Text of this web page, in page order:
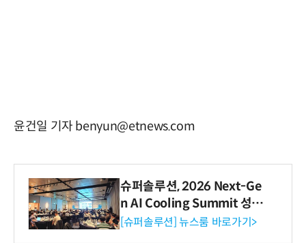
윤건일 기자 benyun@etnews.com
슈퍼솔루션, 2026 Next-Ge
n AI Cooling Summit 성황
리 성료
[슈퍼솔루션] 뉴스룸 바로가기>